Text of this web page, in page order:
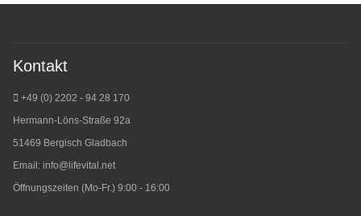
Kontakt
+49 (0) 2202 - 94 28 170
Hermann-Löns-Straße 92a
51469 Bergisch Gladbach
Email: info@lifevital.net
Öffnungszeiten (Mo-Fr.) 9:00 - 16:00